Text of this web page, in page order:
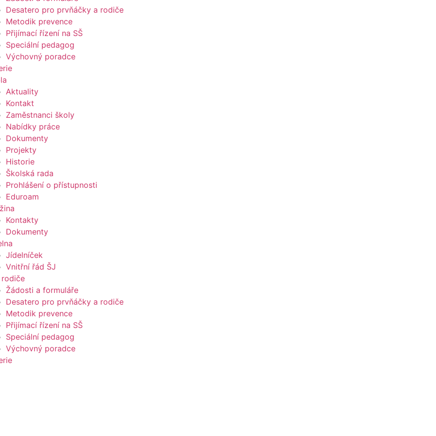
Desatero pro prvňáčky a rodiče
Metodik prevence
Přijímací řízení na SŠ
Speciální pedagog
Výchovný poradce
Aktuality
Kontakt
Zaměstnanci školy
Nabídky práce
Dokumenty
Projekty
Historie
Školská rada
Prohlášení o přístupnosti
Eduroam
Kontakty
Dokumenty
Jídelníček
Vnitřní řád ŠJ
rodiče
Žádosti a formuláře
Desatero pro prvňáčky a rodiče
Metodik prevence
Přijímací řízení na SŠ
Speciální pedagog
Výchovný poradce